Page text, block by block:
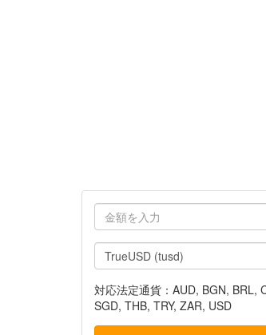
対応法定通貨：AUD, BGN, BRL,
SGD, THB, TRY, ZAR, USD